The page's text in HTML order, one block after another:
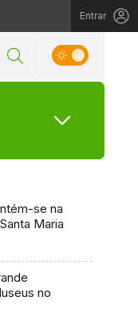
Entrar
se na
Maria
no